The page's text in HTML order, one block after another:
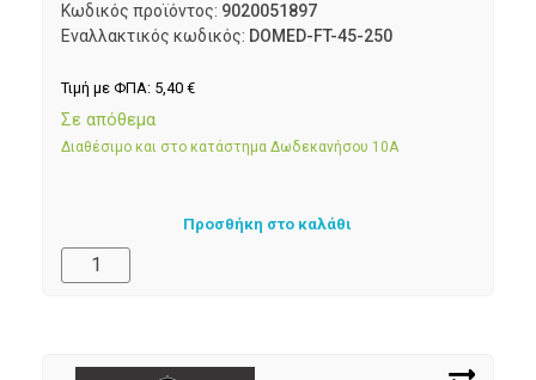
Κωδικός προϊόντος: 9020051897
Εναλλακτικός κωδικός: DOMED-FT-45-250
Τιμή με ΦΠΑ: 5,40 €
Σε απόθεμα
Διαθέσιμο και στο κατάστημα Δωδεκανήσου 10Α
Προσθήκη στο καλάθι